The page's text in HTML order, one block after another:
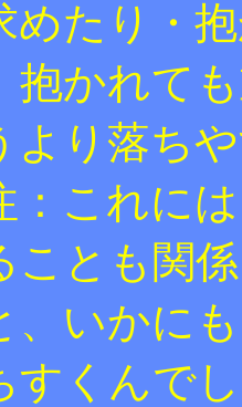
めたり・
抱かれて
より落ち
：これに
ことも関
、いかに
すくんで